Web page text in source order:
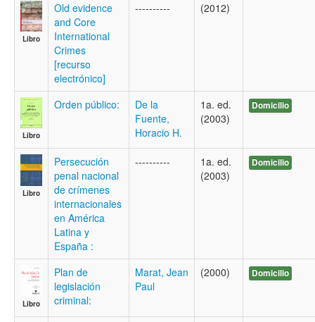
Libro
Old evidence
and Core
International
Crimes
[recurso
electrónico]
---------- (2012)
Libro
Orden público:
De la
Fuente,
Horacio H.
1a. ed.
(2003)
Domicilio
Libro
Persecución
penal nacional
de crímenes
internacionales
en América
Latina y
España :
----------
1a. ed.
(2003)
Domicilio
Libro
Plan de
legislación
criminal:
Marat, Jean
Paul
(2000) Domicilio